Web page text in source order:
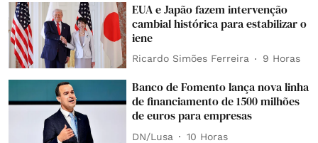
EUA e Japão fazem intervenção
cambial histórica para estabilizar o
iene
Ricardo Simões Ferreira 9 Horas
Banco de Fomento lança nova linha
de financiamento de 1500 milhões
de euros para empresas
DN/Lusa 10 Horas